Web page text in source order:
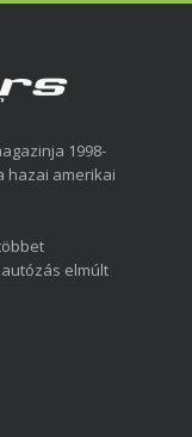
1998-
hazai amerikai
elmúlt